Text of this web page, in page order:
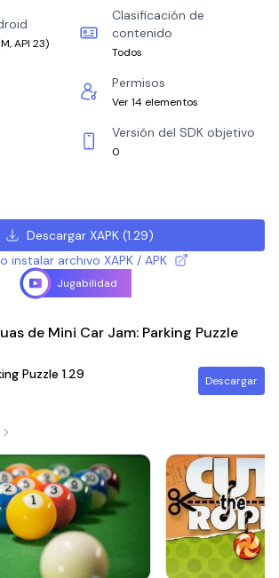
M, API 23)
Clasificación de
contenido
Todos
Permisos
Ver 14 elementos
Versión del SDK objetivo
0
Descargar XAPK (1.29)
instalar archivo XAPK / APK
Jugabilidad
de Mini Car Jam: Parking Puzzle
Puzzle 1.29 Descargar